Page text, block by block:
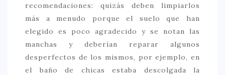
recomendaciones: quizás deben limpiarlos
más a menudo porque el suelo que han
elegido es poco agradecido y se notan las
manchas y deberían reparar algunos
desperfectos de los mismos, por ejemplo, en
el baño de chicas estaba descolgada la